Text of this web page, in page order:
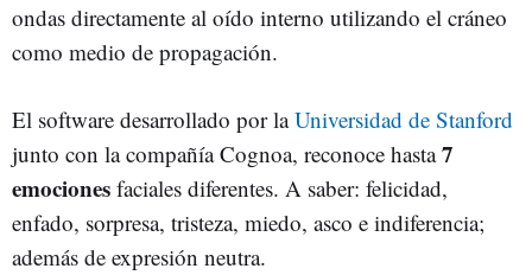
ondas directamente al oído interno utilizando el cráneo
como medio de propagación.
El software desarrollado por laUniversidad de Stanford
junto con la compañía Cognoa, reconoce hasta7
emociones faciales diferentes. A saber: felicidad,
enfado, sorpresa, tristeza, miedo, asco e indiferencia;
además de expresión neutra.